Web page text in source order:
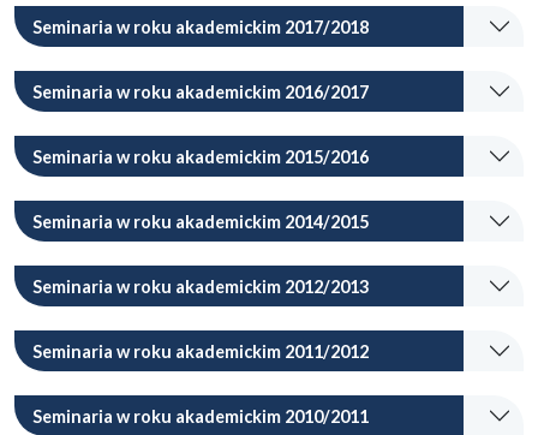
Seminaria w roku akademickim 2017/2018
Seminaria w roku akademickim 2016/2017
Seminaria w roku akademickim 2015/2016
Seminaria w roku akademickim 2014/2015
Seminaria w roku akademickim 2012/2013
Seminaria w roku akademickim 2011/2012
Seminaria w roku akademickim 2010/2011